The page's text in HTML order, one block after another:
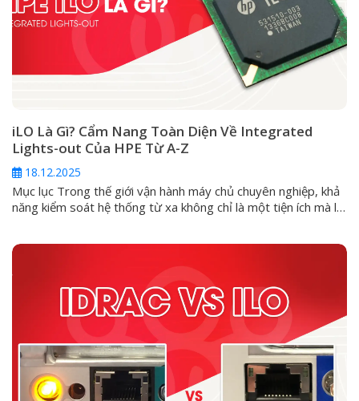
iLO Là Gì? Cẩm Nang Toàn Diện Về Integrated
Lights-out Của HPE Từ A-Z
18.12.2025
Mục lục Trong thế giới vận hành máy chủ chuyên nghiệp, khả
năng kiểm soát hệ thống từ xa không chỉ là một tiện ích mà là
Lights-Out (iLO). Vậy iLO...